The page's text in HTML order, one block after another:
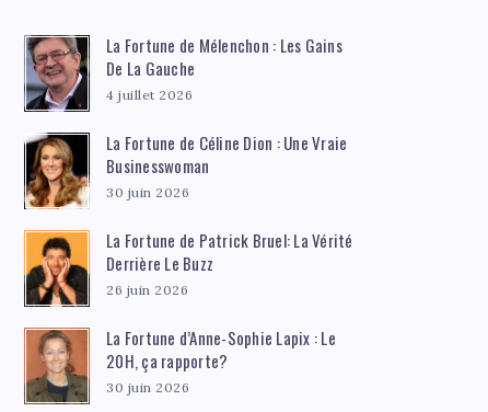
La Fortune de Mélenchon : Les Gains
De La Gauche
4 juillet 2026
La Fortune de Céline Dion : Une Vraie
Businesswoman
30 juin 2026
La Fortune de Patrick Bruel: La Vérité
Derrière Le Buzz
26 juin 2026
La Fortune d’Anne-Sophie Lapix : Le
20H, ça rapporte?
30 juin 2026